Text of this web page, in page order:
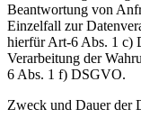
Beantwortung von
Einzelfall zur
hierfür Art-6 Abs. 1 c)
Verarbeitung der
6 Abs. 1 f) DSGVO.
Zweck und Dauer der